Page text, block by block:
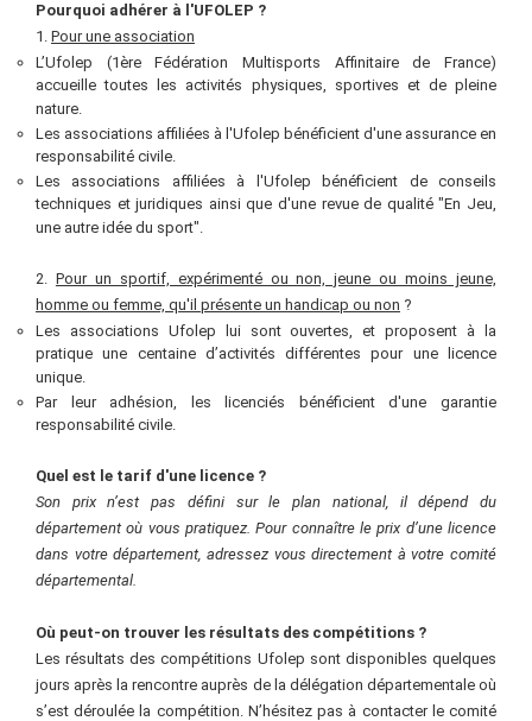
Pourquoi adhérer à l'UFOLEP ?
1. Pour une association
L’Ufolep (1ère Fédération Multisports Affinitaire de France)
accueille toutes les activités physiques, sportives et de pleine
nature.
Les associations affiliées à l'Ufolep bénéficient d'une assurance en
responsabilité civile.
Les associations affiliées à l'Ufolep bénéficient de conseils
techniques et juridiques ainsi que d'une revue de qualité "En Jeu,
une autre idée du sport".
2. Pour un sportif, expérimenté ou non, jeune ou moins jeune,
homme ou femme, qu'il présente un handicap ou non ?
Les associations Ufolep lui sont ouvertes, et proposent à la
pratique une centaine d’activités différentes pour une licence
unique.
Par leur adhésion, les licenciés bénéficient d'une garantie
responsabilité civile.
Quel est le tarif d'une licence ?
Son prix n’est pas défini sur le plan national, il dépend du
département où vous pratiquez. Pour connaître le prix d’une licence
dans votre département, adressez vous directement à votre comité
départemental.
Où peut-on trouver les résultats des compétitions ?
Les résultats des compétitions Ufolep sont disponibles quelques
jours après la rencontre auprès de la délégation départementale où
s’est déroulée la compétition. N’hésitez pas à contacter le comité